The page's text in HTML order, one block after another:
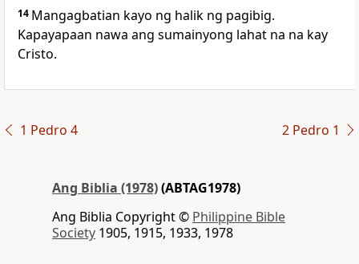
14 Mangagbatian kayo ng halik ng pagibig.
Kapayapaan nawa ang sumainyong lahat na na kay
Cristo.
1 Pedro 4 2 Pedro 1
Ang Biblia (1978)(ABTAG1978)
Ang Biblia Copyright © Philippine Bible
Society 1905, 1915, 1933, 1978